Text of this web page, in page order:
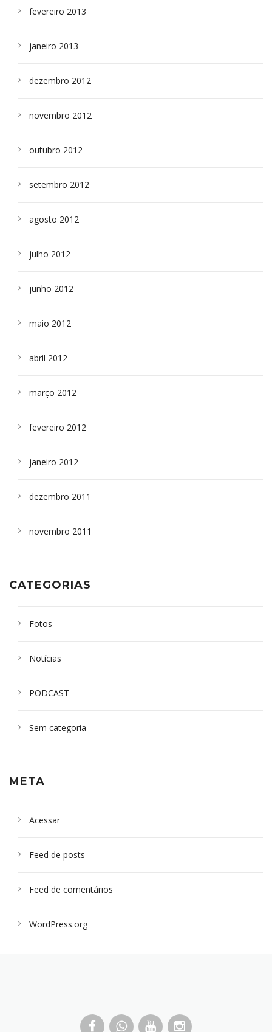
fevereiro 2013
janeiro 2013
dezembro 2012
novembro 2012
outubro 2012
setembro 2012
agosto 2012
julho 2012
junho 2012
maio 2012
abril 2012
março 2012
fevereiro 2012
janeiro 2012
dezembro 2011
novembro 2011
CATEGORIAS
Fotos
Notícias
PODCAST
Sem categoria
META
Acessar
Feed de posts
Feed de comentários
WordPress.org